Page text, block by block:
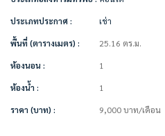
• ชั้นวางทีวี
• ตู้ใส่รองเท้า
• ผ้าม่าน
• โซฟา
• โต๊ะปรับระดับ
• เคาน์เตอร์ครัว + เตาแม่เหล็กไฟฟ้า
• เครื่องดูดควัน
ประเภทประกาศ :
เช่า
พื้นที่ (ตารางเมตร) :
25.16 ตร.ม.
ห้องนอน :
1
ห้องน้ำ :
1
ราคา (บาท) :
9,000บาท/เดือน